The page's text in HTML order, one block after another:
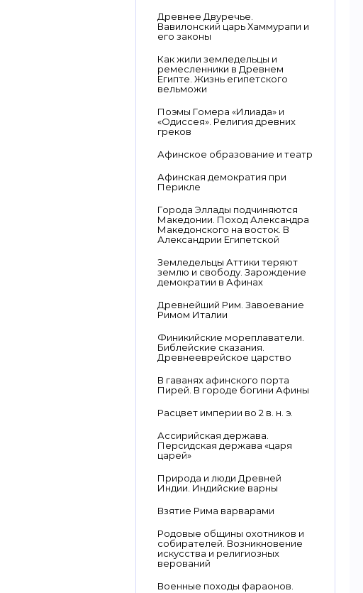
Древнее Двуречье.
Вавилонский царь Хаммурапи и
его законы
Как жили земледельцы и
ремесленники в Древнем
Египте. Жизнь египетского
вельможи
Поэмы Гомера «Илиада» и
«Одиссея». Религия древних
греков
Афинское образование и театр
Афинская демократия при
Перикле
Города Эллады подчиняются
Македонии. Поход Александра
Македонского на восток. В
Александрии Египетской
Земледельцы Аттики теряют
землю и свободу. Зарождение
демократии в Афинах
Древнейший Рим. Завоевание
Римом Италии
Финикийские мореплаватели.
Библейские сказания.
Древнееврейское царство
В гаванях афинского порта
Пирей. В городе богини Афины
Расцвет империи во 2 в. н. э.
Ассирийская держава.
Персидская держава «царя
царей»
Природа и люди Древней
Индии. Индийские варны
Взятие Рима варварами
Родовые общины охотников и
собирателей. Возникновение
искусства и религиозных
верований
Военные походы фараонов.